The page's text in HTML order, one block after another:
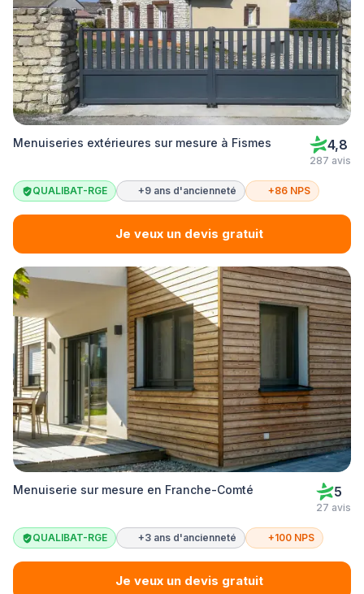
Menuiseries extérieures sur mesure à Fismes 4,8
287 avis
QUALIBAT-RGE +9 ans d'ancienneté +86 NPS
Je veux un devis gratuit
Menuiserie sur mesure en Franche-Comté 5
27 avis
QUALIBAT-RGE +3 ans d'ancienneté +100 NPS
Je veux un devis gratuit